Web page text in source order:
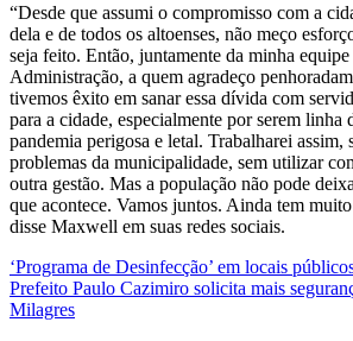
“Desde que assumi o compromisso com a
dela e de todos os altoenses, não meço
seja feito. Então, juntamente da minha equipe
Administração, a quem agradeço
tivemos êxito em sanar essa dívida com
para a cidade, especialmente por serem linha
pandemia perigosa e letal. Trabalharei assim,
problemas da municipalidade, sem utilizar
outra gestão. Mas a população não pode
que acontece. Vamos juntos. Ainda tem
disse Maxwell em suas redes sociais.
Navegação
de
‘Programa de Desinfecção’ em locais
Prefeito Paulo Cazimiro solicita mais
Milagres